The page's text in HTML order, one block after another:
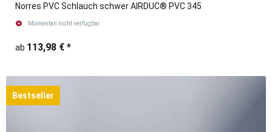
Norres PVC Schlauch schwer AIRDUC® PVC 345
Momentan nicht verfügbar
ab 113,98 € *
Bestseller